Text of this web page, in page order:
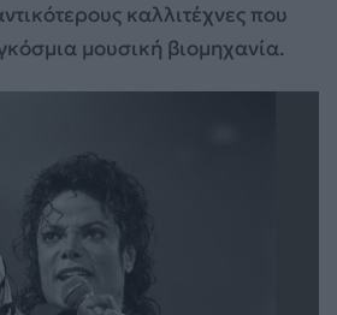
καλλιτέχνες που
μουσική βιομηχανία.